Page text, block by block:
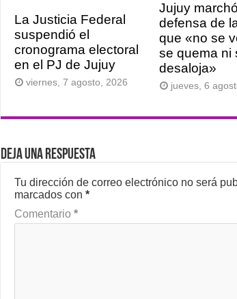
La Justicia Federal
suspendió el
cronograma electoral
en el PJ de Jujuy
viernes, 7 agosto, 2026
Jujuy
defensa de
que «no se
se quema ni
desaloja»
jueves, 6
Deja una respuesta
Tu dirección de correo electrónico no será
marcados con *
Comentario *